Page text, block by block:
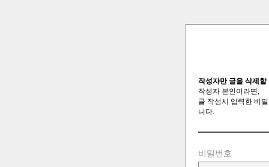
작성자만 글을 삭제할
작성자 본인이라면,
글 작성시 입력한 비
니다.
비밀번호